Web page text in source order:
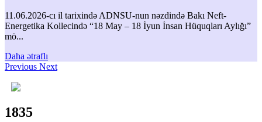
11.06.2026-cı il tarixində ADNSU-nun nəzdində Bakı Neft-
Energetika Kollecində “18 May – 18 İyun İnsan Hüquqları Aylığı”
mö...
Daha ətraflı
Previous Next
1835